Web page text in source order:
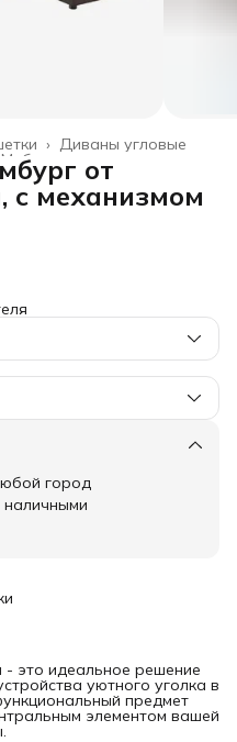
Диваны угловые
›
Мебель
от
с механизмом
город
- это идеальное решение
уютного уголка в
предмет
элементом вашей